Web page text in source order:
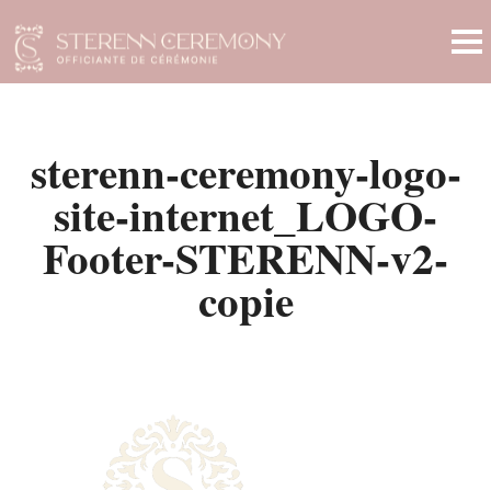
sterenn-ceremony-logo-
site-internet_LOGO-
Footer-STERENN-v2-
copie